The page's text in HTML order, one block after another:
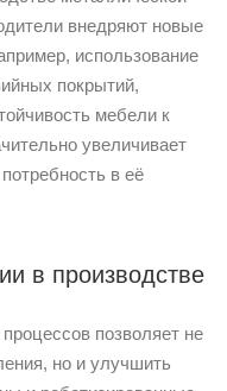
внедряют новые
использование
покрытий,
мебели к
увеличивает
в её
в производстве
позволяет не
но и улучшить